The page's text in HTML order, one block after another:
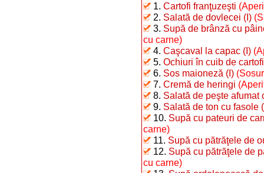
1. Cartofi franţuzeşti
2. Salată de dovlecei (I)
3. Supă de brânză cu
cu carne)
4. Caşcaval la capac (I)
5. Ochiuri în cuib de cartofi
6. Sos maioneză (I)
7. Cremă de heringi
8. Salată de peşte afumat
9. Salată de ton cu fasole
10. Supă cu pateuri de
carne)
11. Supă cu pătrăţele de
12. Supă cu pătrăţele de
cu carne)